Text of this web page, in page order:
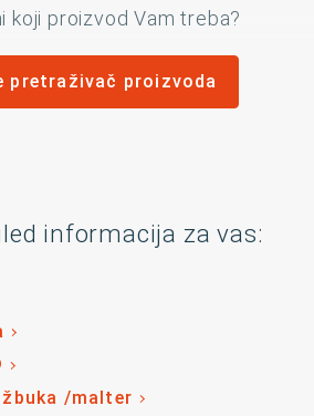
koji proizvod Vam treba?
pretraživač proizvoda
informacija za vas:
žbuka /malter